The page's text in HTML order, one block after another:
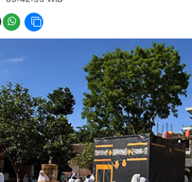
Manasik Haji
05:42:55 WIB